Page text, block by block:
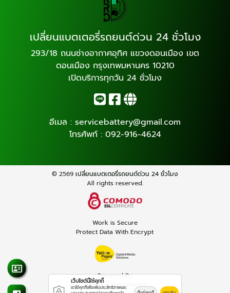
เปลี่ยนแบตเตอรี่รถยนต์ด่วน 24 ชั่วโมง
293/18 ถนนช่างอากาศอุทิศ แขวงดอนเมือง เขต
ดอนเมือง กรุงเทพมหานคร 10210
เปิดบริการทุกวัน 24 ชั่วโมง
อีเมล : servicebattery@gmail.com
โทรศัพท์ : 092-916-4624
© 2569เปลี่ยนแบตเตอรี่รถยนต์ด่วน 24 ชั่วโมง
All rights reserved.
Work is Secure
Protect Data With Encrypt
Powered By
Thailand YellowPages
เว็บไซต์นี้ใช้คุกกี้
เราใช้คุกกี้เพื่อเพิ่มประสิทธิภาพและ